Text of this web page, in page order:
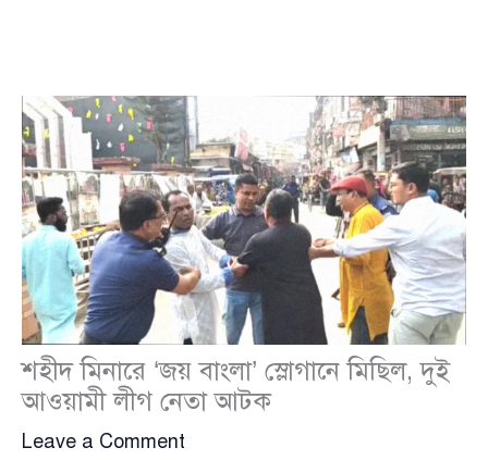
শহীদ মিনারে ‘জয় বাংলা’ স্লোগানে মিছিল, দুই
আওয়ামী লীগ নেতা আটক
Leave a Comment